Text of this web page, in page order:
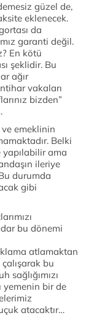
güzel de,
eklenecek.
da
garanti değil.
En kötü
şeklidir. Bu
ağır
vakaları
bizden”
emeklinin
Belki
ama
ileriye
durumda
gibi
bu dönemi
atlamaktan
bu
sağlığımızı
yemenin bir de
atacaktır…